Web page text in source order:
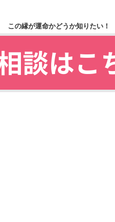
この縁が運命かどうか知りたい！